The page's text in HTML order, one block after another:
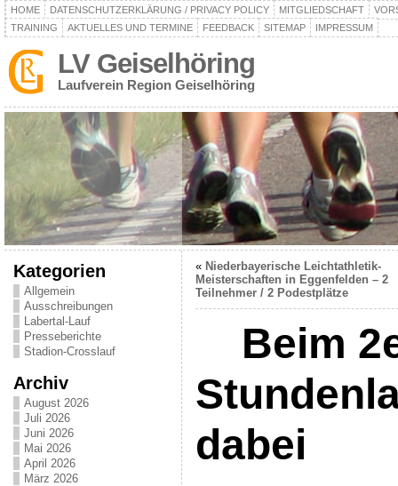
HOME DATENSCHUTZERKLÄRUNG / PRIVACY POLICY MITGLIEDSCHAFT
TRAINING
AKTUELLES UND TERMINE FEEDBACK SITEMAP IMPRESSUM
LV Geiselhöring
Laufverein Region Geiselhöring
Kategorien
Allgemein
Ausschreibungen
Labertal-Lauf
Presseberichte
Stadion-Crosslauf
Archiv
August 2026
Juli 2026
Juni 2026
Mai 2026
April 2026
März 2026
« Niederbayerische Leichtathletik-
Meisterschaften in Eggenfelden – 2
Teilnehmer / 2 Podestplätze
Beim
dabei